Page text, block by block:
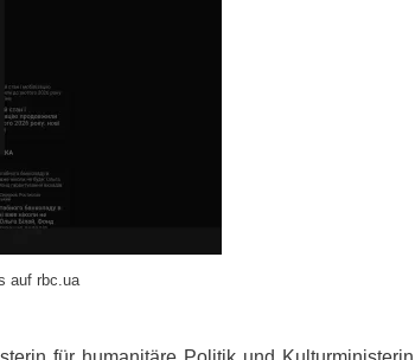
auf rbc.ua